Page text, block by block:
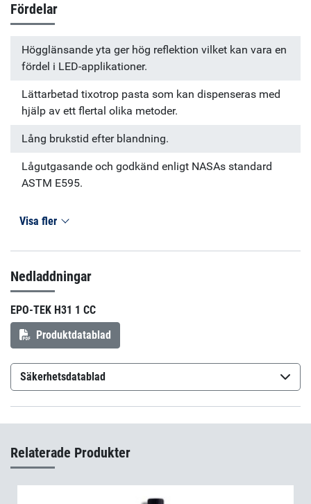
Fördelar
Högglänsande yta ger hög reflektion vilket kan vara en
fördel i LED-applikationer.
Lättarbetad tixotrop pasta som kan dispenseras med
hjälp av ett flertal olika metoder.
Lång brukstid efter blandning.
Lågutgasande och godkänd enligt NASAs standard
ASTM E595.
Visa fler
Nedladdningar
EPO-TEK H31 1 CC
Produktdatablad
Säkerhetsdatablad
Epo-Tek H31 (sv-SE)
Relaterade Produkter